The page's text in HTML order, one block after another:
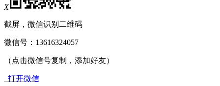
X
截屏，微信识别二维码
微信号： 13616324057
（点击微信号复制，添加好友）
打开微信